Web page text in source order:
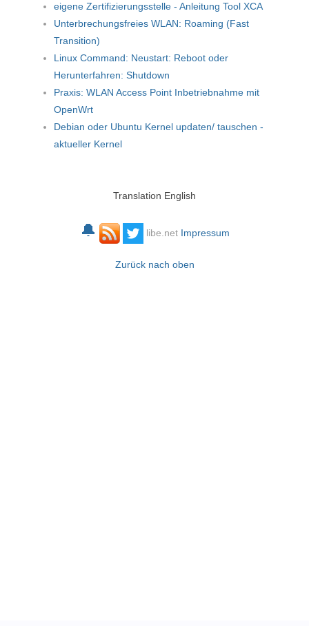
eigene Zertifizierungsstelle - Anleitung Tool XCA
Unterbrechungsfreies WLAN: Roaming (Fast
Transition)
Linux Command: Neustart: Reboot oder
Herunterfahren: Shutdown
Praxis: WLAN Access Point Inbetriebnahme mit
OpenWrt
Debian oder Ubuntu Kernel updaten/ tauschen -
aktueller Kernel
Translation English
🔔 libe.net Impressum
Zurück nach oben